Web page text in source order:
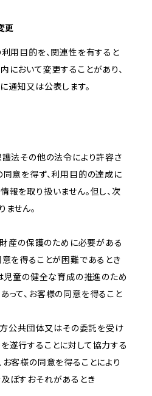
更
用目的を、関連性を有すると
において変更することがあり、
通知又は公表します。
護法その他の法令により許容さ
同意を得ず、利用目的の達成に
を取り扱いません。但し、次
せん。
財産の保護のために必要がある
を得ることが困難であるとき
児童の健全な育成の推進のため
って、お客様の同意を得ること
方公共団体又はその委託を受け
遂行することに対して協力する
客様の同意を得ることにより
ぼすおそれがあるとき